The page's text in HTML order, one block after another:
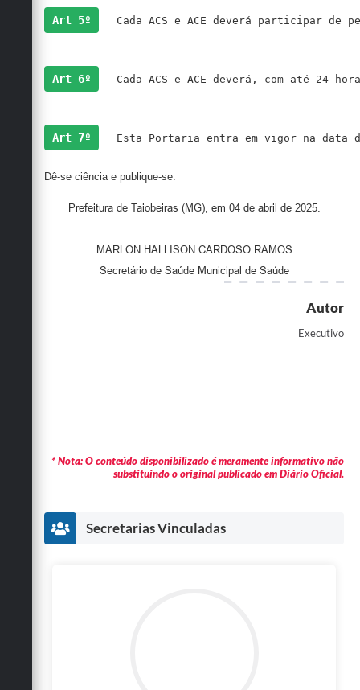
Art 5º Cada ACS e ACE deverá participar de
Art 6º Cada ACS e ACE deverá, com até 24
Art 7º Esta Portaria entra em vigor na data
Dê-se ciência e publique-se.
Prefeitura de Taiobeiras (MG), em 04 de abril de 2025.
MARLON HALLISON CARDOSO RAMOS
Secretário de Saúde Municipal de Saúde
Autor
Executivo
* Nota: O conteúdo disponibilizado é meramente informativo não
substituindo o original publicado em Diário Oficial.
Secretarias Vinculadas